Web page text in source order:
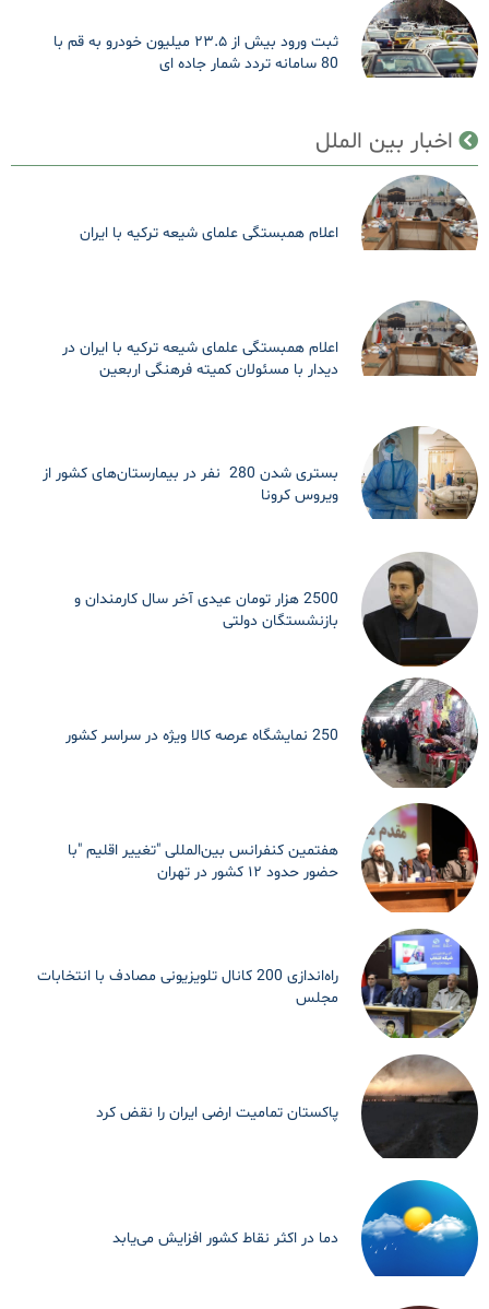
ثبت ورود بیش از ۲۳.۵ میلیون خودرو به قم با
80 سامانه تردد شمار جاده ای
اخبار بین الملل
اعلام همبستگی علمای شیعه ترکیه با ایران
اعلام همبستگی علمای شیعه ترکیه با ایران در
دیدار با مسئولان کمیته فرهنگی اربعین
بستری شدن 280 نفر در بیمارستان‌های کشور از
ویروس کرونا
2500 هزار تومان عیدی آخر سال کارمندان و
بازنشستگان دولتی
250 نمایشگاه عرصه کالا ویژه در سراسر کشور
هفتمین کنفرانس بین‌المللی "تغییر اقلیم "با
حضور حدود ۱۲ کشور در تهران
راه‌اندازی 200 کانال تلویزیونی مصادف با انتخابات
مجلس
پاکستان تمامیت ارضی ایران را نقض کرد
دما در اکثر نقاط کشور افزایش می‌یابد